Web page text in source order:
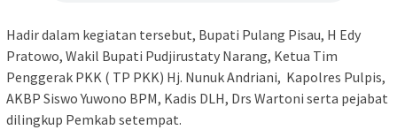
Hadir dalam kegiatan tersebut, Bupati Pulang Pisau, H Edy
Pratowo, Wakil Bupati Pudjirustaty Narang, Ketua Tim
Penggerak PKK ( TP PKK) Hj. Nunuk Andriani, Kapolres Pulpis,
AKBP Siswo Yuwono BPM, Kadis DLH, Drs Wartoni serta pejabat
dilingkup Pemkab setempat.